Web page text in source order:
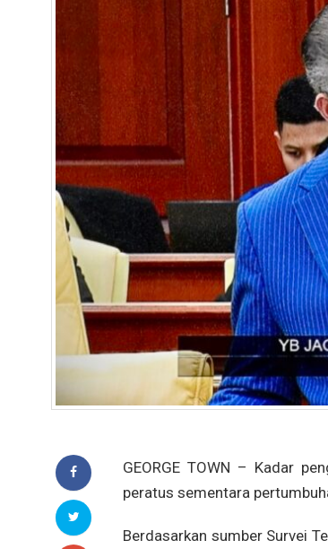
GEORGE TOWN – Kadar
peratus sementara
Berdasarkan sumber Survei